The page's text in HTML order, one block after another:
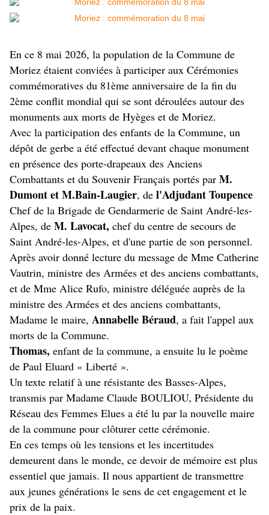
En ce 8 mai 2026, la population de la Commune de
Moriez étaient conviées à participer aux Cérémonies
commémoratives du 81ème anniversaire de la fin du
2ème conflit mondial qui se sont déroulées autour des
monuments aux morts de Hyèges et de Moriez.
Avec la participation des enfants de la Commune, un
dépôt de gerbe a été effectué devant chaque monument
en présence des porte-drapeaux des Anciens
Combattants et du Souvenir Français portés par M.
Dumont et M.Bain-Laugier, de l'Adjudant Toupence
Chef de la Brigade de Gendarmerie de Saint André-les-
Alpes, de M. Lavocat, chef du centre de secours de
Saint André-les-Alpes, et d'une partie de son personnel.
Après avoir donné lecture du message de Mme Catherine
Vautrin, ministre des Armées et des anciens combattants,
et de Mme Alice Rufo, ministre déléguée auprès de la
ministre des Armées et des anciens combattants,
Madame le maire, Annabelle Béraud, a fait l'appel aux
morts de la Commune.
Thomas, enfant de la commune, a ensuite lu le poème
de Paul Eluard « Liberté ».
Un texte relatif à une résistante des Basses-Alpes,
transmis par Madame Claude BOULIOU, Présidente du
Réseau des Femmes Elues a été lu par la nouvelle maire
de la commune pour clôturer cette cérémonie.
En ces temps où les tensions et les incertitudes
demeurent dans le monde, ce devoir de mémoire est plus
essentiel que jamais. Il nous appartient de transmettre
aux jeunes générations le sens de cet engagement et le
prix de la paix.